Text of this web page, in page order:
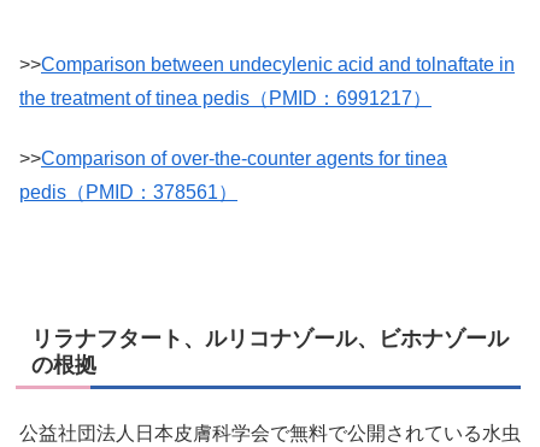
>>Comparison between undecylenic acid and tolnaftate in
the treatment of tinea pedis（PMID：6991217）
>>Comparison of over-the-counter agents for tinea
pedis（PMID：378561）
リラナフタート、ルリコナゾール、ビホナゾール
の根拠
公益社団法人日本皮膚科学会で無料で公開されている水虫